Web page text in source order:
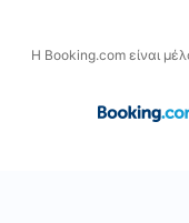
Η Booking.com είναι